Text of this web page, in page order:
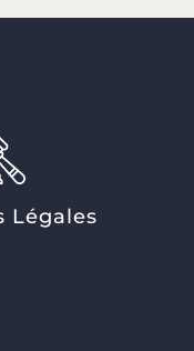
Légales